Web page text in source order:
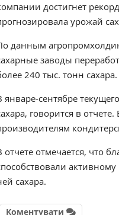
достигнет
урожай
данным
заводы
240 тыс. тонн сахара.
январе-сентябре
говорится в
отчете отмечается, что
сахара.
Коментувати